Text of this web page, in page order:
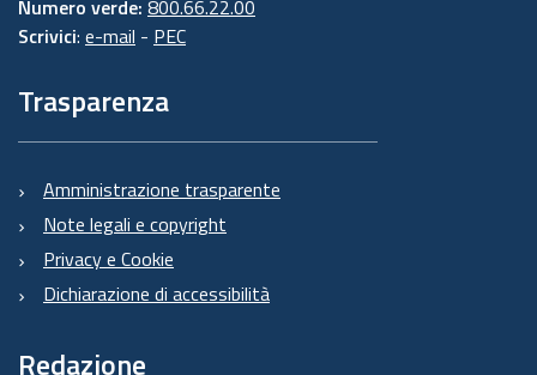
Numero verde: 800.66.22.00
Scrivici: e-mail - PEC
Trasparenza
Amministrazione trasparente
Note legali e copyright
Privacy e Cookie
Dichiarazione di accessibilità
Redazione